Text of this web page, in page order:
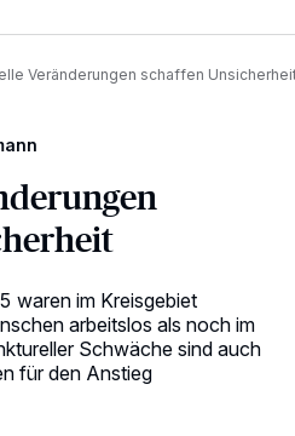
Veränderungen schaffen
waren im Kreisgebiet
arbeitslos als noch im
Schwäche sind auch
für den Anstieg